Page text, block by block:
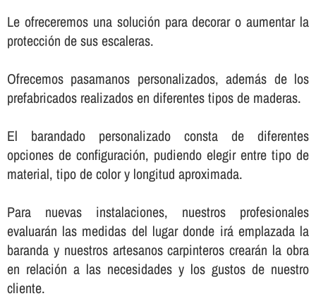
Le ofreceremos una solución para decorar o aumentar la
protección de sus escaleras.
Ofrecemos pasamanos personalizados, además de los
prefabricados realizados en diferentes tipos de maderas.
El barandado personalizado consta de diferentes
opciones de configuración, pudiendo elegir entre tipo de
material, tipo de color y longitud aproximada.
Para nuevas instalaciones, nuestros profesionales
evaluarán las medidas del lugar donde irá emplazada la
baranda y nuestros artesanos carpinteros crearán la obra
en relación a las necesidades y los gustos de nuestro
cliente.